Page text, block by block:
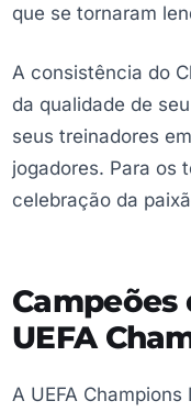
que se tornaram
A consistência do
da qualidade de
seus treinadores
jogadores. Para os
celebração da
Campeões
UEFA
A UEFA